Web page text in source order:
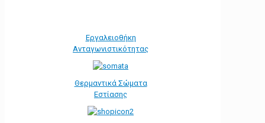
Εργαλειοθήκη
Ανταγωνιστικότητας
Θερμαντικά Σώματα
Εστίασης